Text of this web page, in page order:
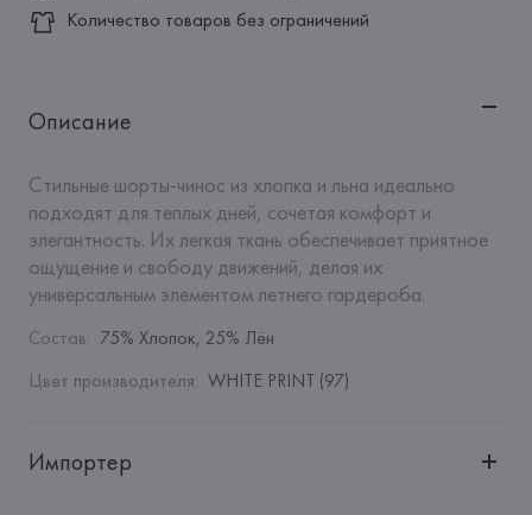
Количество товаров без ограничений
Описание
Стильные шорты-чинос из хлопка и льна идеально
подходят для теплых дней, сочетая комфорт и
элегантность. Их легкая ткань обеспечивает приятное
ощущение и свободу движений, делая их
универсальным элементом летнего гардероба.
Состав: 75% Хлопок, 25% Лён
Цвет производителя: WHITE PRINT (97)
Импортер